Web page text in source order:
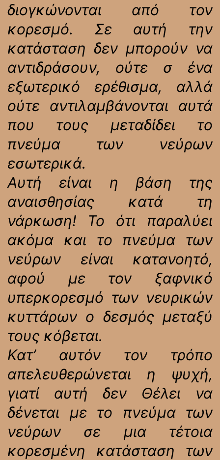
διογκώνονται από τον
κορεσμό. Σε αυτή την
κατάσταση δεν μπορούν να
αντιδράσουν, ούτε σ ένα
εξωτερικό ερέθισμα, αλλά
ούτε αντιλαμβάνονται αυτά
που τους μεταδίδει το
πνεύμα των νεύρων
εσωτερικά.
Αυτή είναι η βάση της
αναισθησίας κατά τη
νάρκωση! Το ότι παραλύει
ακόμα και το πνεύμα των
νεύρων είναι κατανοητό,
αφού με τον ξαφνικό
υπερκορεσμό των νευρικών
κυττάρων ο δεσμός μεταξύ
τους κόβεται.
Κατ’ αυτόν τον τρόπο
απελευθερώνεται η ψυχή,
γιατί αυτή δεν Θέλει να
δένεται με το πνεύμα των
νεύρων σε μια τέτοια
κορεσμένη κατάσταση των